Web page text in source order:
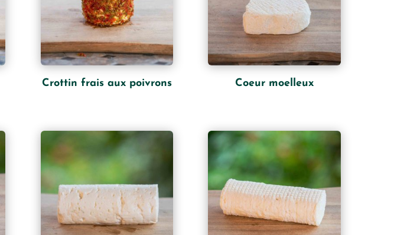
Crottin frais aux poivrons Coeur moelleux